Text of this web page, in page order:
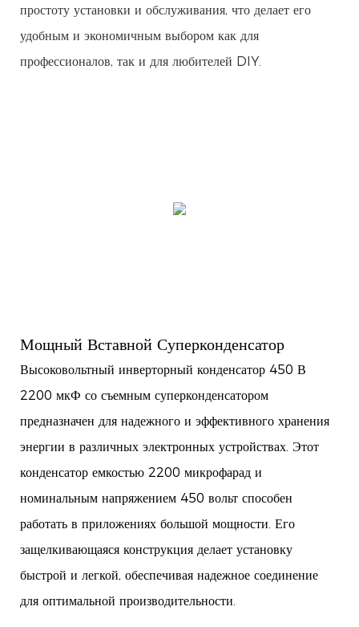
простоту установки и обслуживания, что делает его
удобным и экономичным выбором как для
профессионалов, так и для любителей DIY.
Мощный Вставной Суперконденсатор
Высоковольтный инверторный конденсатор 450 В
2200 мкФ со съемным суперконденсатором
предназначен для надежного и эффективного хранения
энергии в различных электронных устройствах. Этот
конденсатор емкостью 2200 микрофарад и
номинальным напряжением 450 вольт способен
работать в приложениях большой мощности. Его
защелкивающаяся конструкция делает установку
быстрой и легкой, обеспечивая надежное соединение
для оптимальной производительности.